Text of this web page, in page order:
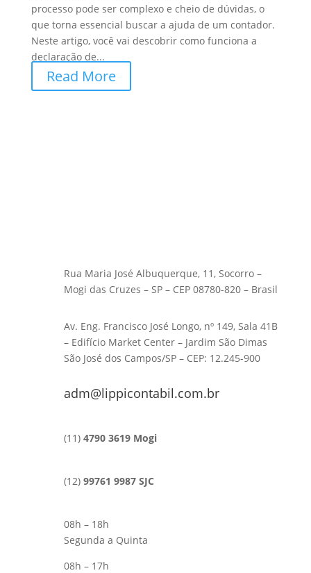
processo pode ser complexo e cheio de dúvidas, o
que torna essencial buscar a ajuda de um contador.
Neste artigo, você vai descobrir como funciona a
declaração de...
Read More
Rua Maria José Albuquerque, 11, Socorro –
Mogi das Cruzes – SP – CEP 08780-820 – Brasil
Av. Eng. Francisco José Longo, nº 149, Sala 41B
– Edifício Market Center – Jardim São Dimas
São José dos Campos/SP – CEP: 12.245-900
adm@lippicontabil.com.br
(11) 4790 3619 Mogi
(12) 99761 9987 SJC
08h – 18h
Segunda a Quinta
08h – 17h